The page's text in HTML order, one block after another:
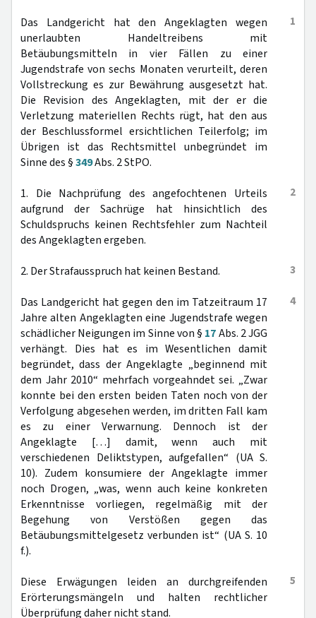
1
Das Landgericht hat den Angeklagten wegen
unerlaubten Handeltreibens mit
Betäubungsmitteln in vier Fällen zu einer
Jugendstrafe von sechs Monaten verurteilt, deren
Vollstreckung es zur Bewährung ausgesetzt hat.
Die Revision des Angeklagten, mit der er die
Verletzung materiellen Rechts rügt, hat den aus
der Beschlussformel ersichtlichen Teilerfolg; im
Übrigen ist das Rechtsmittel unbegründet im
Sinne des §349Abs. 2 StPO.
2
1. Die Nachprüfung des angefochtenen Urteils
aufgrund der Sachrüge hat hinsichtlich des
Schuldspruchs keinen Rechtsfehler zum Nachteil
des Angeklagten ergeben.
3
2. Der Strafausspruch hat keinen Bestand.
4
Das Landgericht hat gegen den im Tatzeitraum 17
Jahre alten Angeklagten eine Jugendstrafe wegen
schädlicher Neigungen im Sinne von § 17Abs. 2 JGG
verhängt. Dies hat es im Wesentlichen damit
begründet, dass der Angeklagte „beginnend mit
dem Jahr 2010“ mehrfach vorgeahndet sei. „Zwar
konnte bei den ersten beiden Taten noch von der
Verfolgung abgesehen werden, im dritten Fall kam
es zu einer Verwarnung. Dennoch ist der
Angeklagte […] damit, wenn auch mit
verschiedenen Deliktstypen, aufgefallen“ (UA S.
10). Zudem konsumiere der Angeklagte immer
noch Drogen, „was, wenn auch keine konkreten
Erkenntnisse vorliegen, regelmäßig mit der
Begehung von Verstößen gegen das
Betäubungsmittelgesetz verbunden ist“ (UA S. 10
f.).
5
Diese Erwägungen leiden an durchgreifenden
Erörterungsmängeln und halten rechtlicher
Überprüfung daher nicht stand.